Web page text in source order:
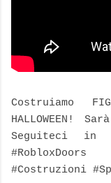
Costruiamo
HALLOWEEN!
Seguiteci in
#Costruzioni